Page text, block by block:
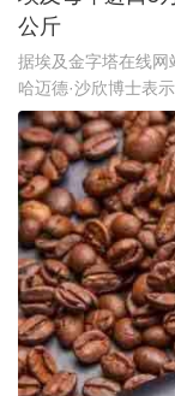
公斤
据埃及金字塔在线
哈迈德·沙欣博士表